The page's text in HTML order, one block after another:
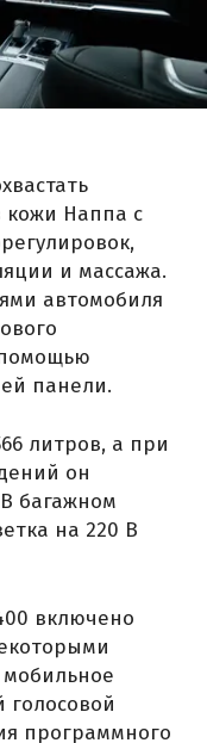
кожи Наппа с
и массажа.
автомобиля
панели.
литров, а при
он
багажном
на 220 В
включено
голосовой
программного